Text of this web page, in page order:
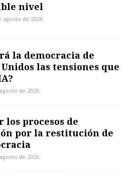
nivel
agosto de 2026
la democracia de
Unidos las tensiones que
de 2026
los procesos de
por la restitución de
de 2026